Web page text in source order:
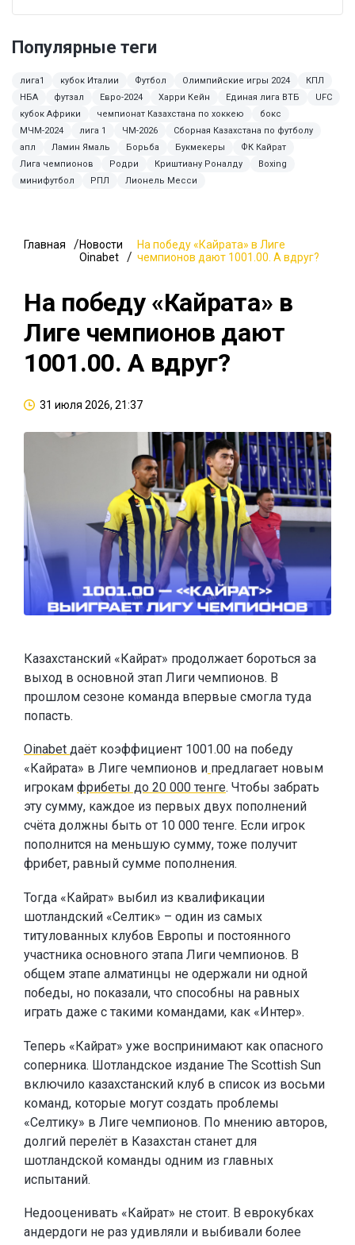
Популярные теги
лига1 кубок Италии Футбол Олимпийские игры 2024
КПЛ
НБА
футзал Евро-2024 Харри Кейн Единая лига ВТБ
UFC
кубок Африки
чемпионат Казахстана по хоккею
бокс
МЧМ-2024
лига 1 ЧМ-2026
Сборная Казахстана по футболу
апл
Ламин Ямаль Борьба Букмекеры
ФК Кайрат
Лига чемпионов
Родри Криштиану Роналду
Boxing
минифутбол
РПЛ Лионель Месси
Главная
Новости
Oinabet
На победу «Кайрата» в Лиге
чемпионов дают 1001.00. А вдруг?
На победу «Кайрата» в
Лиге чемпионов дают
1001.00. А вдруг?
31 июля 2026, 21:37
Казахстанский «Кайрат» продолжает бороться за
выход в основной этап Лиги чемпионов. В
прошлом сезоне команда впервые смогла туда
попасть.
Oinabet даёт коэффициент 1001.00 на победу
«Кайрата» в Лиге чемпионов и предлагает новым
игрокам фрибеты до 20 000 тенге. Чтобы забрать
эту сумму, каждое из первых двух пополнений
счёта должны быть от 10 000 тенге. Если игрок
пополнится на меньшую сумму, тоже получит
фрибет, равный сумме пополнения.
Тогда «Кайрат» выбил из квалификации
шотландский «Селтик» – один из самых
титулованных клубов Европы и постоянного
участника основного этапа Лиги чемпионов. В
общем этапе алматинцы не одержали ни одной
победы, но показали, что способны на равных
играть даже с такими командами, как «Интер».
Теперь «Кайрат» уже воспринимают как опасного
соперника. Шотландское издание The Scottish Sun
включило казахстанский клуб в список из восьми
команд, которые могут создать проблемы
«Селтику» в Лиге чемпионов. По мнению авторов,
долгий перелёт в Казахстан станет для
шотландской команды одним из главных
испытаний.
Недооценивать «Кайрат» не стоит. В еврокубках
андердоги не раз удивляли и выбивали более